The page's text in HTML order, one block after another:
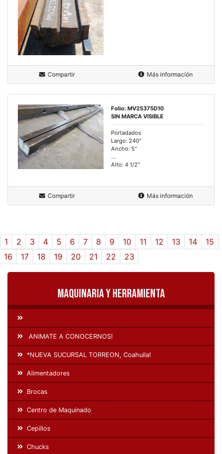
Compartir Más información
Folio: MV25375D10
SIN MARCA VISIBLE
Portadados
Largo: 240"
Ancho: 5"
...
Alto: 4 1/2"
Compartir Más información
1 2 3 4 5 6 7 8 9 10 11 12 13 14
15
16
17 18 19 20 21 22 23
Maquinaria y Herramienta
ANIMATE A CONOCERNOS!
*NUEVA SUCURSAL TORREON, Coahuila!
Alimentadores
Brocas
Centro de Maquinado
Cepillos
Chucks